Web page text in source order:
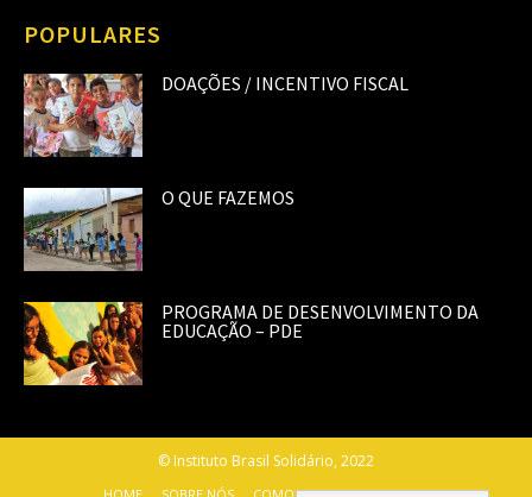
POPULARES
DOAÇÕES / INCENTIVO FISCAL
O QUE FAZEMOS
PROGRAMA DE DESENVOLVIMENTO DA
EDUCAÇÃO – PDE
© Instituto Brasil Solidário, 2022